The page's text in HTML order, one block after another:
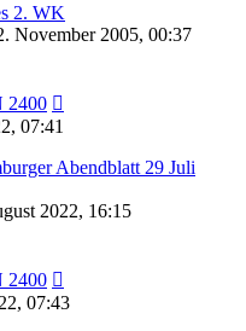
2. WK
November 2005, 00:37
2400
07:41
Abendblatt 29 Juli
2022, 16:15
2400
07:43